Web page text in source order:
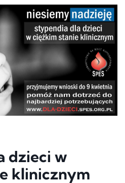
dzieci w
klinicznym